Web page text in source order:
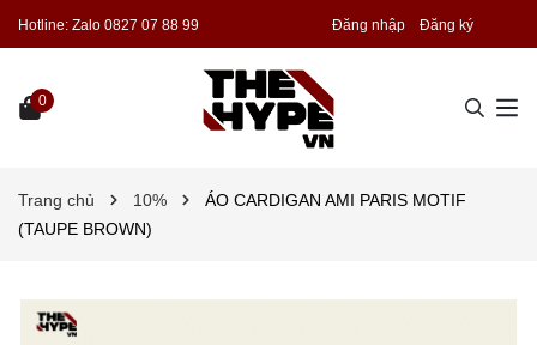
Hotline: Zalo 0827 07 88 99 Đăng nhập Đăng ký
0
Trang chủ 10%
ÁO CARDIGAN AMI PARIS MOTIF
(TAUPE BROWN)